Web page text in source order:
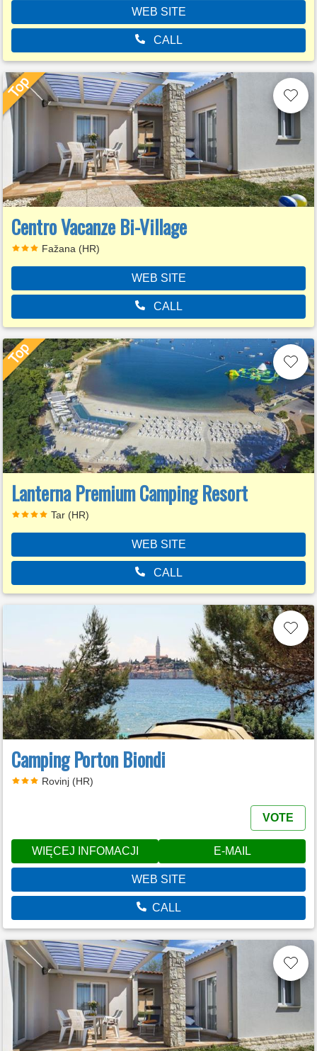
WEB SITE
CALL
Centro Vacanze Bi-Village
Fažana (HR)
WEB SITE
CALL
Lanterna Premium Camping Resort
Tar (HR)
WEB SITE
CALL
Camping Porton Biondi
Rovinj (HR)
VOTE
WIĘCEJ INFOMACJI E-MAIL
WEB SITE
CALL